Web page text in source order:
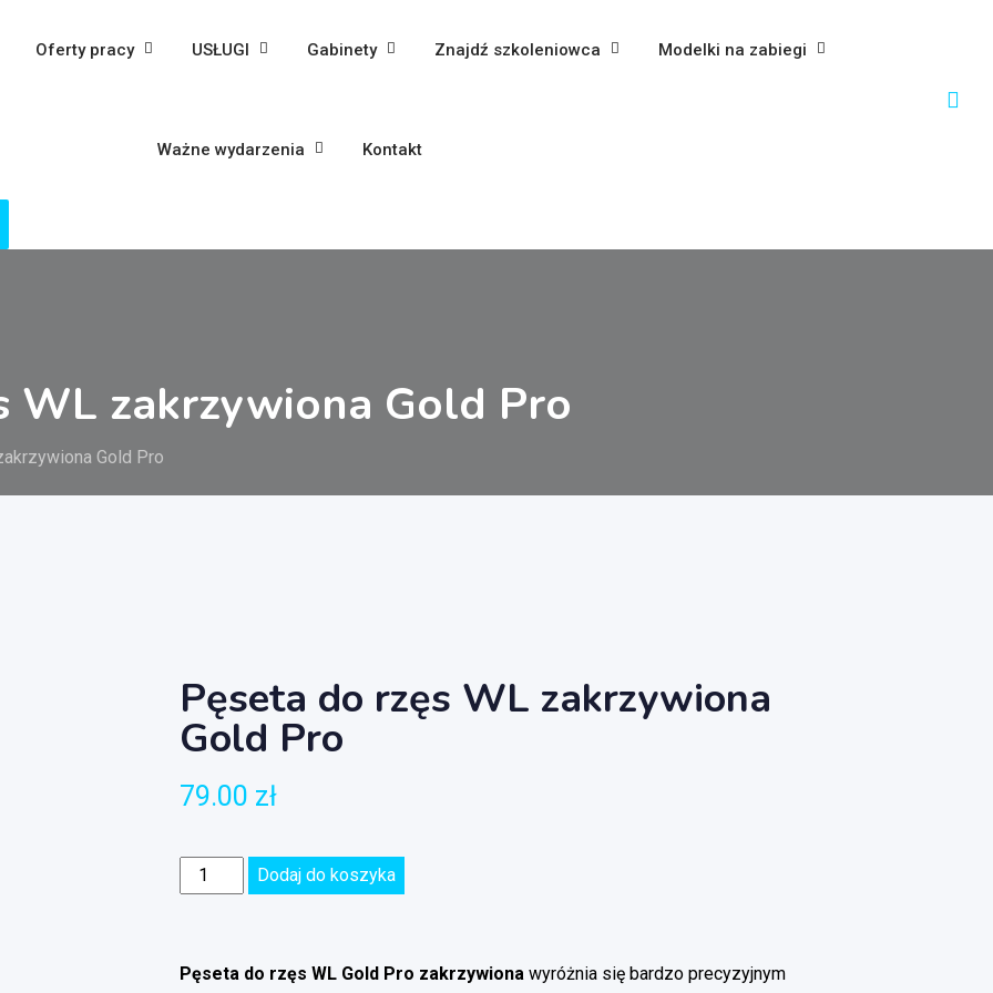
Oferty pracy USŁUGI Gabinety Znajdź szkoleniowca Modelki na zabiegi
Ważne wydarzenia Kontakt
WL zakrzywiona Gold Pro
Gold Pro
Pęseta do rzęs WL zakrzywiona
Gold Pro
79.00 zł
Dodaj do koszyka
Pęseta do rzęs WL Gold Pro zakrzywiona wyróżnia się bardzo precyzyjnym